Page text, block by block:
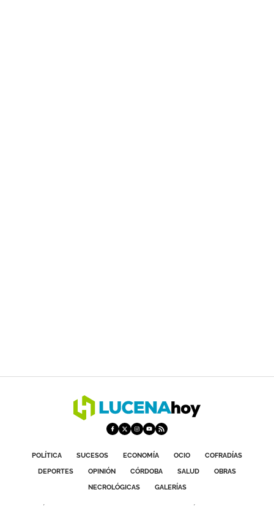
POLÍTICA SUCESOS ECONOMÍA OCIO
COFRADÍAS
DEPORTES
OPINIÓN CÓRDOBA SALUD
OBRAS
NECROLÓGICAS
GALERÍAS